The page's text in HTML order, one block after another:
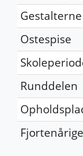
Gestalterne
Ostespise
Runddelen
Fjortenårige